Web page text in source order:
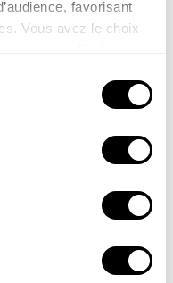
favorisant
Vous avez le choix
relative aux
de confidentialité.
également :
précises à plusieurs
l'analysant activement
spécifiques